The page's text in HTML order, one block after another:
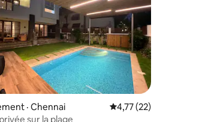
· Chennai Note moyenne de
4,77 (22)
sur la plage